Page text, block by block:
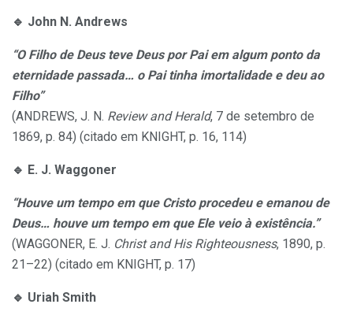
🔹 John N. Andrews
“O Filho de Deus teve Deus por Pai em algum ponto da
eternidade passada… o Pai tinha imortalidade e deu ao
Filho”
(ANDREWS, J. N. Review and Herald, 7 de setembro de
1869, p. 84) (citado em KNIGHT, p. 16, 114)
🔹 E. J. Waggoner
“Houve um tempo em que Cristo procedeu e emanou de
Deus… houve um tempo em que Ele veio à existência.”
(WAGGONER, E. J. Christ and His Righteousness, 1890, p.
21–22) (citado em KNIGHT, p. 17)
🔹 Uriah Smith